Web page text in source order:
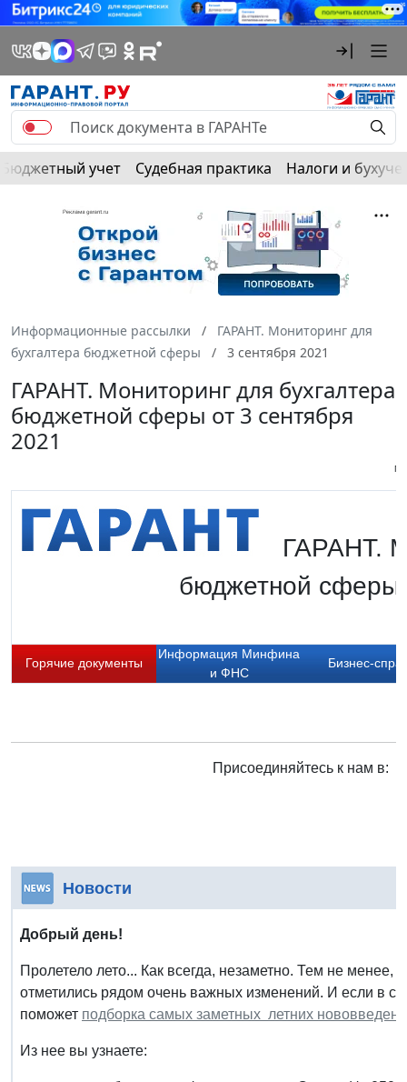
Бюджетный учет Судебная практика Налоги и
Информационные рассылки
ГАРАНТ. Мониторинг для
бухгалтера бюджетной сферы
3 сентября 2021
ГАРАНТ. Мониторинг для бухгалтера
бюджетной сферы от 3 сентября
2021
ГАРАНТ.
бюджетной сферы
Горячие документы
Информация Минфина
и ФНС
Бизнес-
Присоединяйтесь к нам в:
Новости
Добрый день!
Пролетело лето... Как всегда, незаметно. Тем не
отметились рядом очень важных изменений. И если в
поможет подборка самых заметных летних
Из нее вы узнаете: